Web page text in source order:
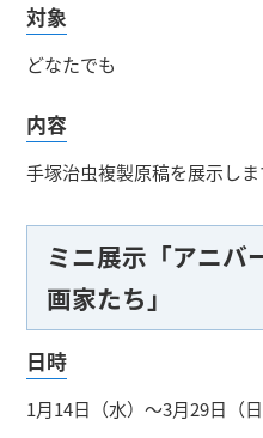
対象
どなたでも
内容
手塚治虫複製原稿を展示しま
ミニ展示「アニバ
画家たち」
日時
1月14日（水）～3月29日（日